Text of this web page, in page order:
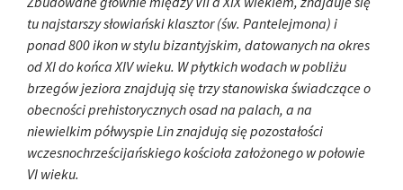
tu najstarszy słowiański klasztor (św. Pantelejmona) i
ponad 800 ikon w stylu bizantyjskim, datowanych na okres
od XI do końca XIV wieku. W płytkich wodach w pobliżu
brzegów jeziora znajdują się trzy stanowiska świadczące o
obecności prehistorycznych osad na palach, a na
niewielkim półwyspie Lin znajdują się pozostałości
wczesnochrześcijańskiego kościoła założonego w połowie
VI wieku.